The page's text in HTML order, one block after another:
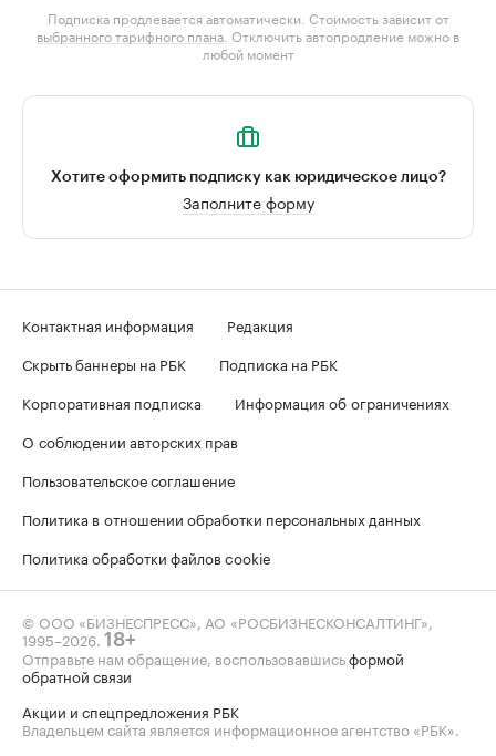
Подписка продлевается автоматически. Стоимость зависит от
выбранного тарифного плана . Отключить автопродление можно в
любой момент
Хотите оформить подписку как юридическое лицо?
Заполните форму
Контактная информация
Редакция
Скрыть баннеры на РБК
Подписка на РБК
Корпоративная подписка
Информация об ограничениях
О соблюдении авторских прав
Пользовательское соглашение
Политика в отношении обработки персональных данных
Политика обработки файлов cookie
© ООО «БИЗНЕСПРЕСС», АО «РОСБИЗНЕСКОНСАЛТИНГ»,
1995–2026. 18+
Отправьте нам обращение, воспользовавшисьформой
обратной связи
Акции и спецпредложения РБК
Владельцем сайта является информационное агентство «РБК».